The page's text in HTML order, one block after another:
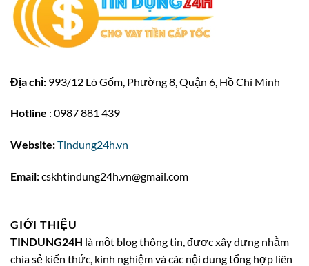
Địa chỉ: 993/12 Lò Gốm, Phường 8, Quận 6, Hồ Chí Minh
Hotline : 0987 881 439
Website:Tindung24h.vn
Email:cskhtindung24h.vn@gmail.com
GIỚI THIỆU
TINDUNG24H là một blog thông tin, được xây dựng nhằm
chia sẻ kiến thức, kinh nghiệm và các nội dung tổng hợp liên